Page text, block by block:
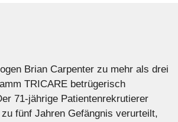
Brian Carpenter zu mehr als drei
TRICARE betrügerisch
71-jährige Patientenrekrutierer
fünf Jahren Gefängnis verurteilt,